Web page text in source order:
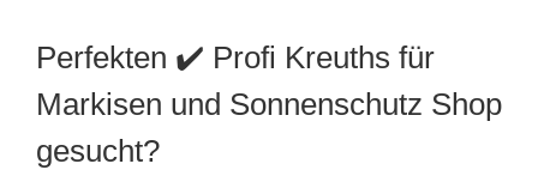
Perfekten ✔️ Profi Kreuths für
Markisen und Sonnenschutz Shop
gesucht?